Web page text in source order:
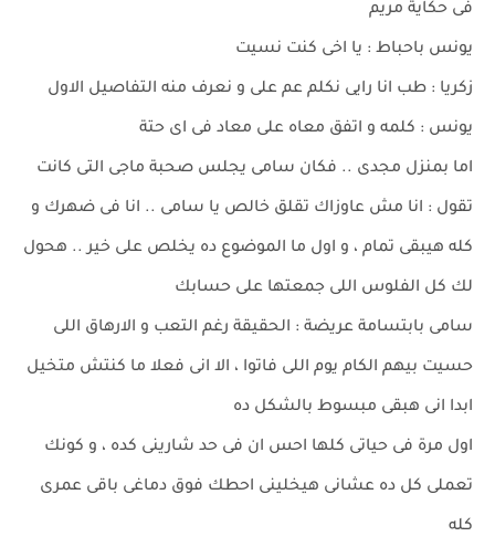
فى حكاية مريم
يونس باحباط : يا اخى كنت نسيت
زكريا : طب انا رايى نكلم عم على و نعرف منه التفاصيل الاول
يونس : كلمه و اتفق معاه على معاد فى اى حتة
اما بمنزل مجدى .. فكان سامى يجلس صحبة ماجى التى كانت
تقول : انا مش عاوزاك تقلق خالص يا سامى .. انا فى ضهرك و
كله هيبقى تمام ، و اول ما الموضوع ده يخلص على خير .. هحول
لك كل الفلوس اللى جمعتها على حسابك
سامى بابتسامة عريضة : الحقيقة رغم التعب و الارهاق اللى
حسيت بيهم الكام يوم اللى فاتوا ، الا انى فعلا ما كنتش متخيل
ابدا انى هبقى مبسوط بالشكل ده
اول مرة فى حياتى كلها احس ان فى حد شارينى كده ، و كونك
تعملى كل ده عشانى هيخلينى احطك فوق دماغى باقى عمرى
كله